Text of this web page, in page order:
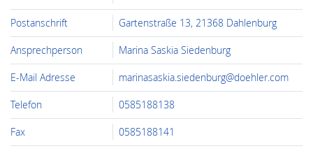
Postanschrift Gartenstraße 13, 21368 Dahlenburg
Ansprechperson Marina Saskia Siedenburg
E-Mail Adresse marinasaskia.siedenburg@doehler.com
Telefon 0585188138
Fax 0585188141